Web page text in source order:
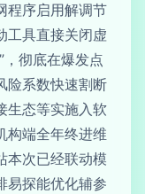
程序启用解调节
工具直接关闭虚
，彻底在爆发点
险系数快速割断
生态等实施入软
构端全年终进维
次已经联动模
易探能优化辅参